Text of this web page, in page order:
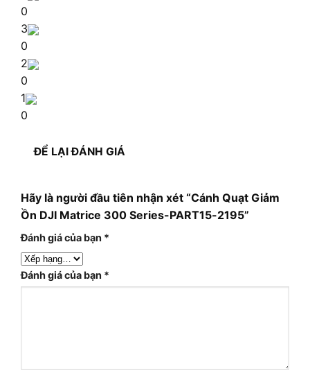
0
3
0
2
0
1
0
ĐỂ LẠI ĐÁNH GIÁ
Hãy là người đầu tiên nhận xét “Cánh Quạt Giảm
Ồn DJI Matrice 300 Series-PART15-2195”
Đánh giá của bạn *
Đánh giá của bạn *